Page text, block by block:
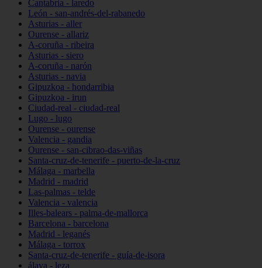
Cantabria - laredo
León - san-andrés-del-rabanedo
Asturias - aller
Ourense - allariz
A-coruña - ribeira
Asturias - siero
A-coruña - narón
Asturias - navia
Gipuzkoa - hondarribia
Gipuzkoa - irun
Ciudad-real - ciudad-real
Lugo - lugo
Ourense - ourense
Valencia - gandia
Ourense - san-cibrao-das-viñas
Santa-cruz-de-tenerife - puerto-de-la-cruz
Málaga - marbella
Madrid - madrid
Las-palmas - telde
Valencia - valencia
Illes-balears - palma-de-mallorca
Barcelona - barcelona
Madrid - leganés
Málaga - torrox
Santa-cruz-de-tenerife - guía-de-isora
álava - leza